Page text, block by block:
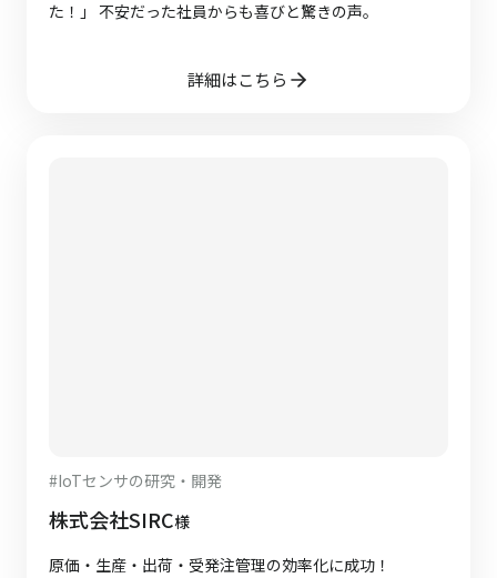
た！」 不安だった社員からも喜びと驚きの声。
詳細はこちら
#IoTセンサの研究・開発
株式会社SIRC様
原価・生産・出荷・受発注管理の効率化に成功！